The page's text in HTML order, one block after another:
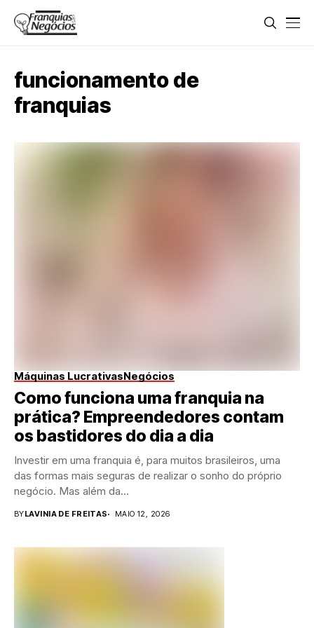
funcionamento de
franquias
Máquinas LucrativasNegócios
Como funciona uma franquia na
prática? Empreendedores contam
os bastidores do dia a dia
Investir em uma franquia é, para muitos brasileiros, uma
das formas mais seguras de realizar o sonho do próprio
negócio. Mas além da...
BYLAVINIA DE FREITAS MAIO 12, 2026